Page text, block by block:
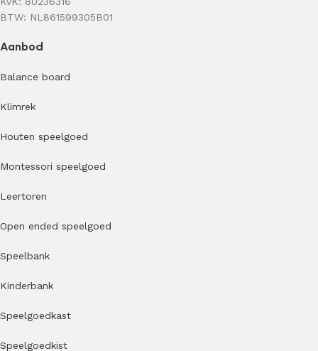
BTW: NL861599305B01
Aanbod
Balance board
Klimrek
Houten speelgoed
Montessori speelgoed
Leertoren
Open ended speelgoed
Speelbank
Kinderbank
Speelgoedkast
Speelgoedkist